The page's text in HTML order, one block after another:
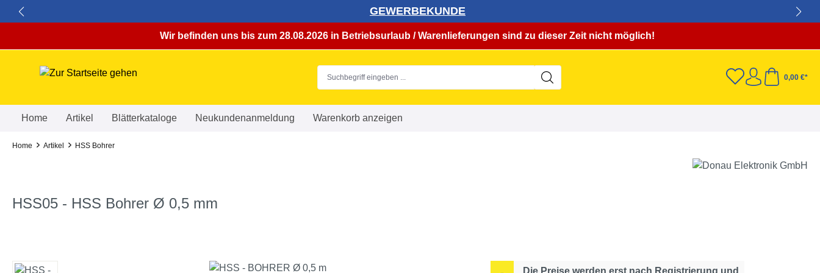
GEWERBEKUNDE
Wir befinden uns bis zum 28.08.2026 in Betriebsurlaub / Warenlieferungen sind zu dieser Zeit nicht möglich!
0,00 €*
Home Artikel Blätterkataloge Neukundenanmeldung Warenkorb anzeigen
Home Artikel HSS Bohrer
HSS05 - HSS Bohrer Ø 0,5 mm
Bildergalerie überspringen
Die Preise werden erst nach Registrierung und